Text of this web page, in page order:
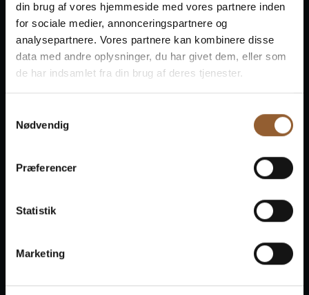
din brug af vores hjemmeside med vores partnere inden
for sociale medier, annonceringspartnere og
analysepartnere. Vores partnere kan kombinere disse
data med andre oplysninger, du har givet dem, eller som
de har indsamlet fra din brug af deres tjenester.
Nødvendig
Præferencer
Statistik
Marketing
Årsrapport 2021
Præstegård i Vedersø
Årsrapporterne for den selvejende institution Kaj
Munks Præstegård i Vedersø kan findes på Kaj Munks